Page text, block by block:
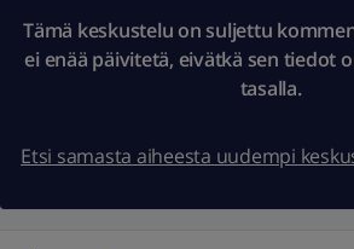
Tämä keskustelu on suljettu
ei enää päivitetä, eivätkä sen tiedot
tasalla.
Etsi samasta aiheesta uudempi